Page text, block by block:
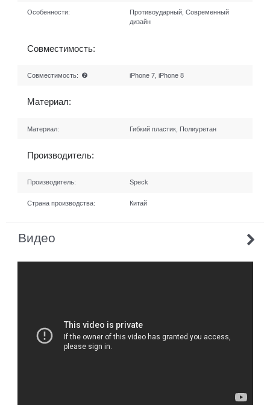
Особенности:
Противоударный, Современный
дизайн
Совместимость:
Совместимость: iPhone 7, iPhone 8
Материал:
Материал: Гибкий пластик, Полиуретан
Производитель:
Производитель: Speck
Страна производства: Китай
Видео